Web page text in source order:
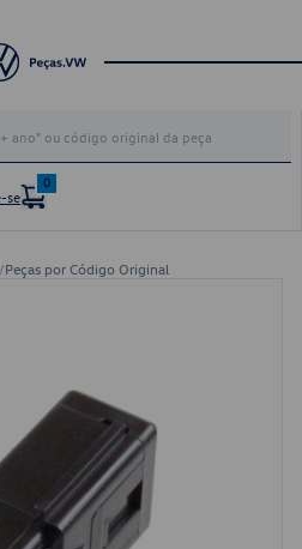
se
0
/Peças por Código Original